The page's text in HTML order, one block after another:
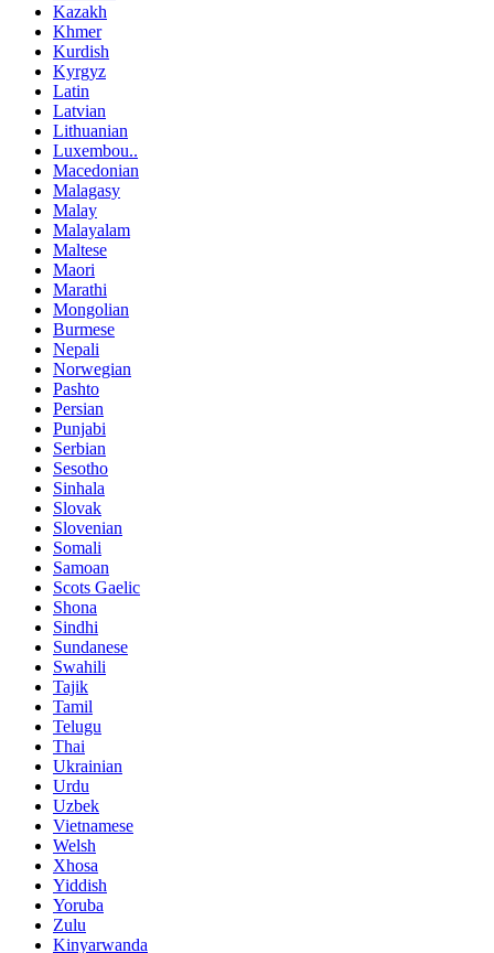
Kazakh
Khmer
Kurdish
Kyrgyz
Latin
Latvian
Lithuanian
Luxembou..
Macedonian
Malagasy
Malay
Malayalam
Maltese
Maori
Marathi
Mongolian
Burmese
Nepali
Norwegian
Pashto
Persian
Punjabi
Serbian
Sesotho
Sinhala
Slovak
Slovenian
Somali
Samoan
Scots Gaelic
Shona
Sindhi
Sundanese
Swahili
Tajik
Tamil
Telugu
Thai
Ukrainian
Urdu
Uzbek
Vietnamese
Welsh
Xhosa
Yiddish
Yoruba
Zulu
Kinyarwanda